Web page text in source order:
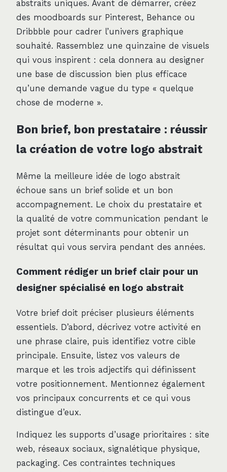
abstraits uniques. Avant de démarrer, créez
des moodboards sur Pinterest, Behance ou
Dribbble pour cadrer l’univers graphique
souhaité. Rassemblez une quinzaine de visuels
qui vous inspirent : cela donnera au designer
une base de discussion bien plus efficace
qu’une demande vague du type « quelque
chose de moderne ».
Bon brief, bon prestataire : réussir
la création de votre logo abstrait
Même la meilleure idée de logo abstrait
échoue sans un brief solide et un bon
accompagnement. Le choix du prestataire et
la qualité de votre communication pendant le
projet sont déterminants pour obtenir un
résultat qui vous servira pendant des années.
Comment rédiger un brief clair pour un
designer spécialisé en logo abstrait
Votre brief doit préciser plusieurs éléments
essentiels. D’abord, décrivez votre activité en
une phrase claire, puis identifiez votre cible
principale. Ensuite, listez vos valeurs de
marque et les trois adjectifs qui définissent
votre positionnement. Mentionnez également
vos principaux concurrents et ce qui vous
distingue d’eux.
Indiquez les supports d’usage prioritaires : site
web, réseaux sociaux, signalétique physique,
packaging. Ces contraintes techniques